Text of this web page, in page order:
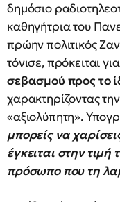
δημόσιο
καθηγήτρια του
πρώην πολιτικός
τόνισε, πρόκειται
σεβασμού προς το
χαρακτηρίζοντας
«αξιολύπητη».
μπορείς να
έγκειται στην
πρόσωπο που τη